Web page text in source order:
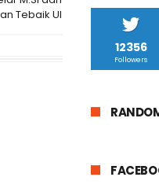
Tebaik UI
12356
Followers